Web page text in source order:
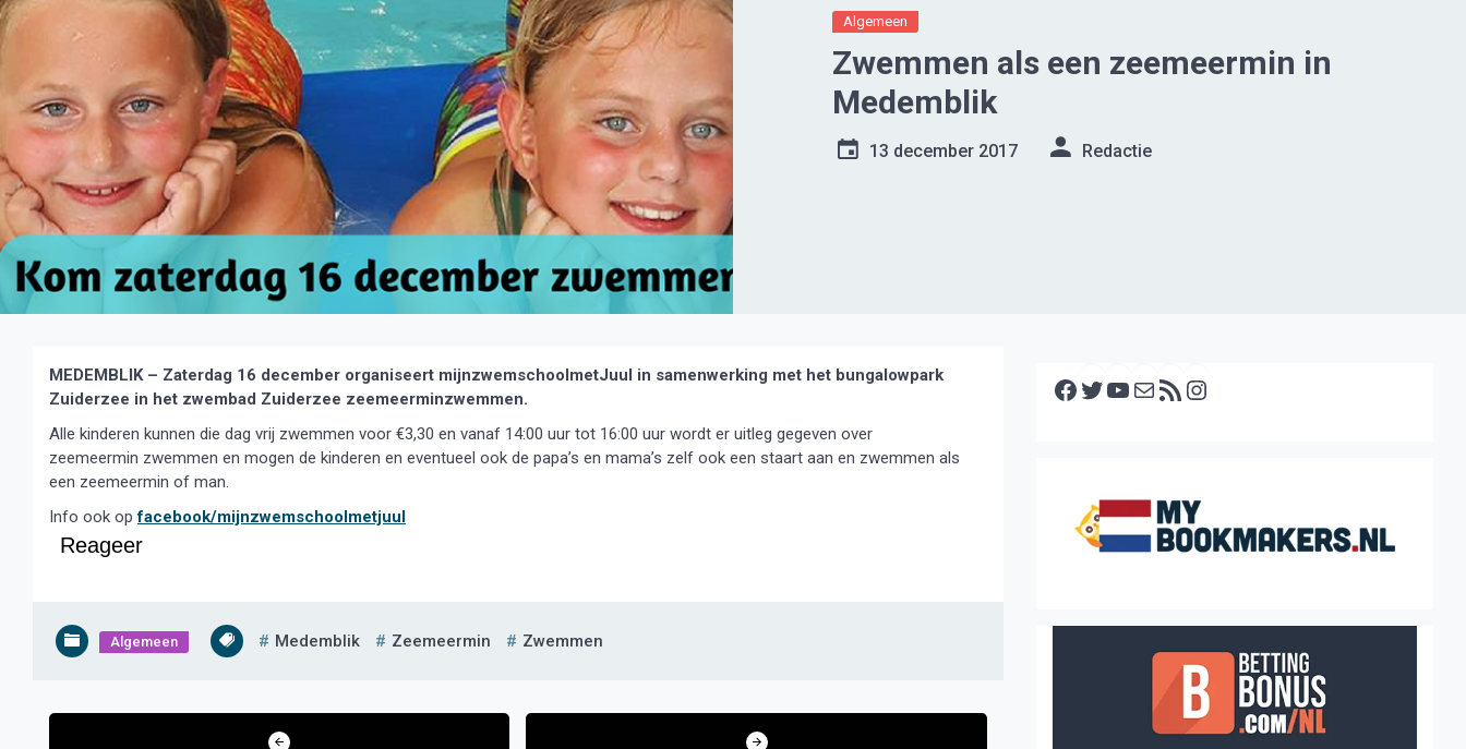
Algemeen
Zwemmen als een zeemeermin in
Medemblik
13 december 2017 Redactie
MEDEMBLIK – Zaterdag 16 december organiseert mijnzwemschoolmetJuul in samenwerking met het bungalowpark
Zuiderzee in het zwembad Zuiderzee zeemeerminzwemmen.
Alle kinderen kunnen die dag vrij zwemmen voor €3,30 en vanaf 14:00 uur tot 16:00 uur wordt er uitleg gegeven over
zeemeermin zwemmen en mogen de kinderen en eventueel ook de papa’s en mama’s zelf ook een staart aan en zwemmen als
een zeemeermin of man.
Info ook opfacebook/mijnzwemschoolmetjuul
Reageer
Algemeen Medemblik Zeemeermin Zwemmen
Bericht
Facebook Twitter YouTube E-mail RSS feed